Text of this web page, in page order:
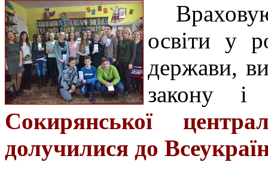
освіти у
держави,
закону
Сокирянської
долучилися до